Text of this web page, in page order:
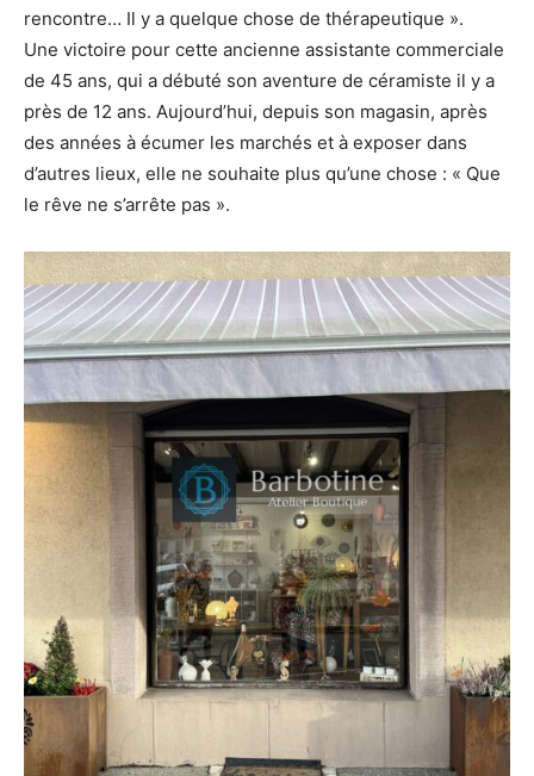
rencontre… Il y a quelque chose de thérapeutique ».
Une victoire pour cette ancienne assistante commerciale
de 45 ans, qui a débuté son aventure de céramiste il y a
près de 12 ans. Aujourd’hui, depuis son magasin, après
des années à écumer les marchés et à exposer dans
d’autres lieux, elle ne souhaite plus qu’une chose : « Que
le rêve ne s’arrête pas ».